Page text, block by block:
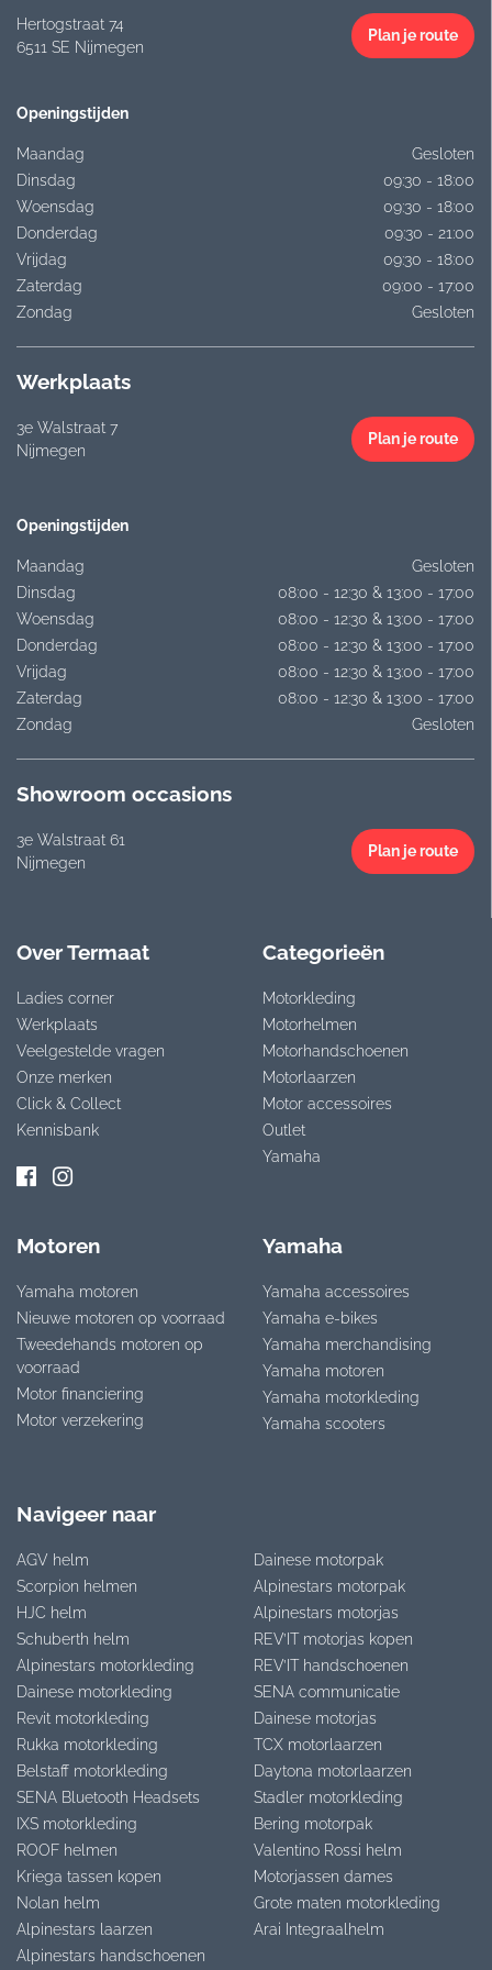
Hertogstraat 74
6511 SE Nijmegen
Plan je route
Openingstijden
Maandag
Gesloten
Dinsdag
09:30 - 18:00
Woensdag
09:30 - 18:00
Donderdag
09:30 - 21:00
Vrijdag
09:30 - 18:00
Zaterdag
09:00 - 17:00
Zondag
Gesloten
Werkplaats
3e Walstraat 7
Nijmegen
Plan je route
Openingstijden
Maandag
Gesloten
Dinsdag
08:00 - 12:30 & 13:00 - 17:00
Woensdag
08:00 - 12:30 & 13:00 - 17:00
Donderdag
08:00 - 12:30 & 13:00 - 17:00
Vrijdag
08:00 - 12:30 & 13:00 - 17:00
Zaterdag
08:00 - 12:30 & 13:00 - 17:00
Zondag
Gesloten
Showroom occasions
3e Walstraat 61
Nijmegen
Plan je route
Over Termaat
Ladies corner
Werkplaats
Veelgestelde vragen
Onze merken
Click & Collect
Kennisbank
Categorieën
Motorkleding
Motorhelmen
Motorhandschoenen
Motorlaarzen
Motor accessoires
Outlet
Yamaha
Motoren
Yamaha motoren
Nieuwe motoren op voorraad
Tweedehands motoren op
voorraad
Motor financiering
Motor verzekering
Yamaha
Yamaha accessoires
Yamaha e-bikes
Yamaha merchandising
Yamaha motoren
Yamaha motorkleding
Yamaha scooters
Navigeer naar
AGV helm
Scorpion helmen
HJC helm
Schuberth helm
Alpinestars motorkleding
Dainese motorkleding
Revit motorkleding
Rukka motorkleding
Belstaff motorkleding
SENA Bluetooth Headsets
IXS motorkleding
ROOF helmen
Kriega tassen kopen
Nolan helm
Alpinestars laarzen
Alpinestars handschoenen
Dainese motorpak
Alpinestars motorpak
Alpinestars motorjas
REV’IT motorjas kopen
REV’IT handschoenen
SENA communicatie
Dainese motorjas
TCX motorlaarzen
Daytona motorlaarzen
Stadler motorkleding
Bering motorpak
Valentino Rossi helm
Motorjassen dames
Grote maten motorkleding
Arai Integraalhelm